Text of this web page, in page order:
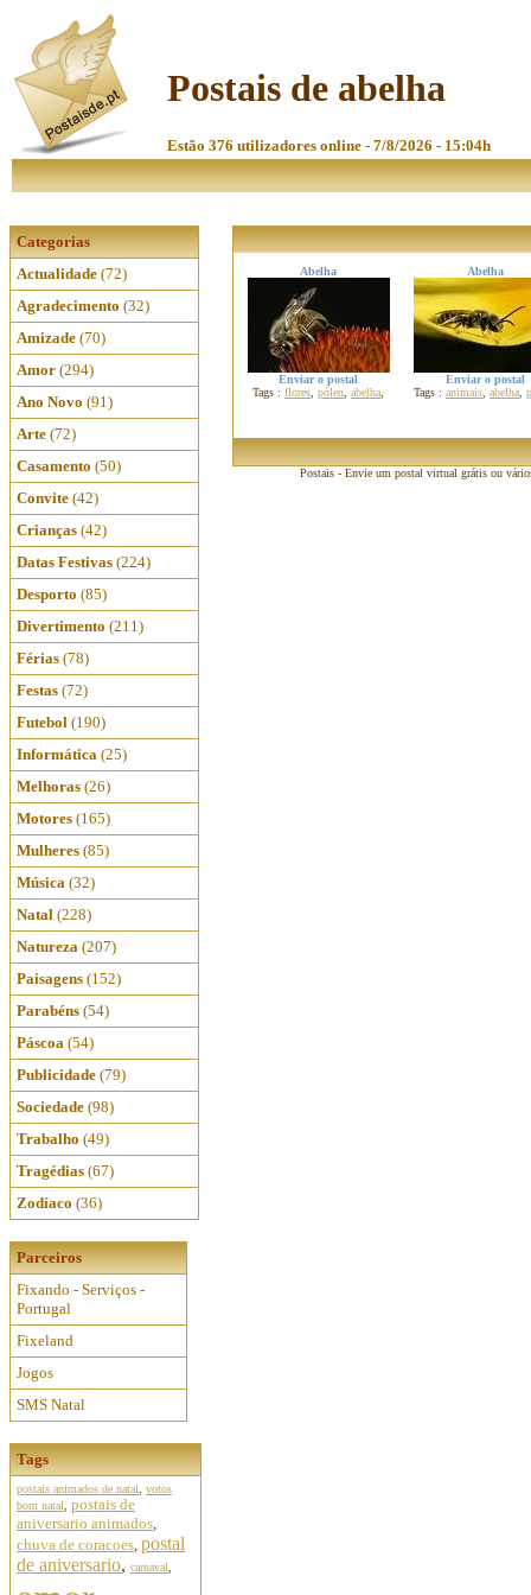
Postais de abelha
Estão 376 utilizadores online - 7/8/2026 - 15:04h
Categorias
Actualidade (72)
Agradecimento (32)
Amizade (70)
Amor (294)
Ano Novo (91)
Arte (72)
Casamento (50)
Convite (42)
Crianças (42)
Datas Festivas (224)
Desporto (85)
Divertimento (211)
Férias (78)
Festas (72)
Futebol (190)
Informática (25)
Melhoras (26)
Motores (165)
Mulheres (85)
Música (32)
Natal (228)
Natureza (207)
Paisagens (152)
Parabéns (54)
Páscoa (54)
Publicidade (79)
Sociedade (98)
Trabalho (49)
Tragédias (67)
Zodíaco (36)
Parceiros
Fixando - Serviços -
Portugal
Fixeland
Jogos
SMS Natal
Tags
postais animados de natal
votos
bom natal
postais de
aniversario animados,
chuva de coracoes, postal
de aniversario, carnaval
Abelha
Enviar o postal
Tags : flores pólen abelha
Abelha
Enviar o postal
Tags : animais abelha
Postais - Envie um postal virtual grátis ou